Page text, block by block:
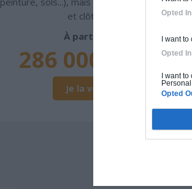
Opted In
I want
Opted In
I want
Opted
et clôture.
À partir de
286 000€ TTC
Je la veux !